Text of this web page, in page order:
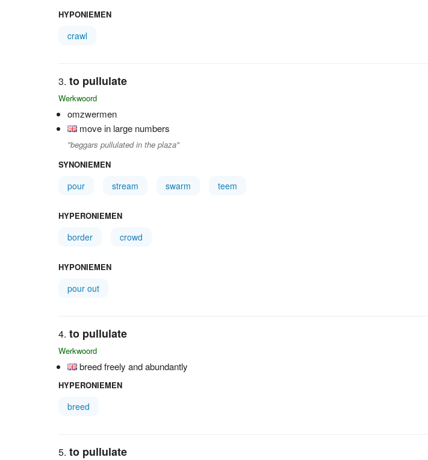
HYPONIEMEN
crawl
to pullulate
Werkwoord
omzwermen
move in large numbers
"beggars pullulated in the plaza"
SYNONIEMEN
pour stream swarm teem
HYPERONIEMEN
border crowd
HYPONIEMEN
pour out
to pullulate
Werkwoord
breed freely and abundantly
HYPERONIEMEN
breed
to pullulate